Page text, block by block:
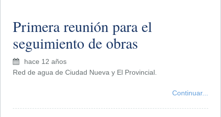
Primera reunión para el
seguimiento de obras
hace 12 años
Red de agua de Ciudad Nueva y El Provincial.
Continuar...